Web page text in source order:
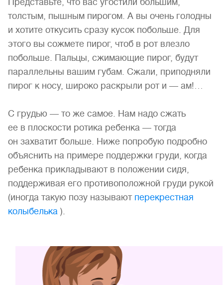
Представьте, что вас угостили большим,
толстым, пышным пирогом. А вы очень голодны
и хотите откусить сразу кусок побольше. Для
этого вы сожмете пирог, чтоб в рот влезло
побольше. Пальцы, сжимающие пирог, будут
параллельны вашим губам. Сжали, приподняли
пирог к носу, широко раскрыли рот и — ам!…
С грудью — то же самое. Нам надо сжать
ее в плоскости ротика ребенка — тогда
он захватит больше. Ниже попробую подробно
объяснить на примере поддержки груди, когда
ребенка прикладывают в положении сидя,
поддерживая его противоположной груди рукой
(иногда такую позу называют перекрестная
колыбелька ).